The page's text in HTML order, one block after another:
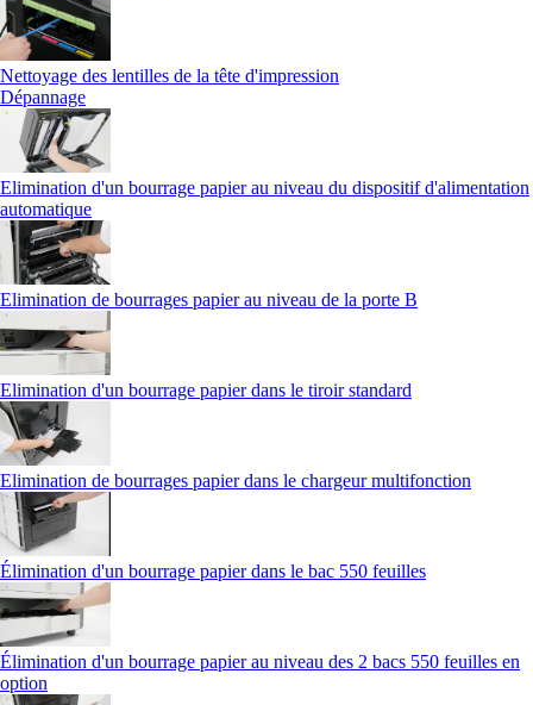
Nettoyage des lentilles de la tête d'impression
Dépannage
Elimination d'un bourrage papier au niveau du dispositif d'alimentation
automatique
Elimination de bourrages papier au niveau de la porte B
Elimination d'un bourrage papier dans le tiroir standard
Elimination de bourrages papier dans le chargeur multifonction
Élimination d'un bourrage papier dans le bac 550 feuilles
Élimination d'un bourrage papier au niveau des 2 bacs 550 feuilles en
option